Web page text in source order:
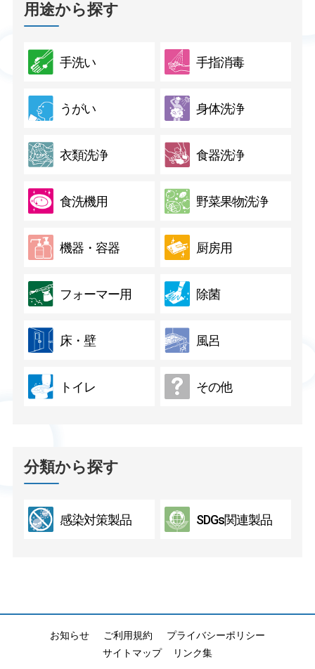
用途から探す
手洗い 手指消毒
うがい 身体洗浄
衣類洗浄 食器洗浄
食洗機用 野菜果物洗浄
機器・容器 厨房用
フォーマー用 除菌
床・壁 風呂
トイレ その他
分類から探す
感染対策製品 SDGs関連製品
お知らせ ご利用規約
プライバシーポリシー
サイトマップ
リンク集